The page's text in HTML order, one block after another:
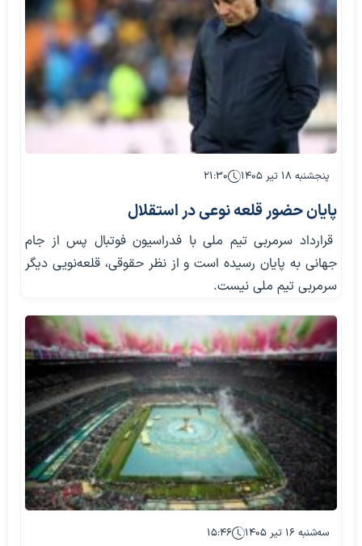
پنجشنبه ۱۸ تیر ۱۴۰۵ ۲۱:۳۰
پایان حضور قلعه نوعی در استقلال
قرارداد سرمربی تیم ملی با فدراسیون فوتبال پس از جام
جهانی به پایان رسیده است و از نظر حقوقی، قلعه‌نویی دیگر
سرمربی تیم ملی نیست.
سه‌شنبه ۱۶ تیر ۱۴۰۵ ۱۵:۴۶